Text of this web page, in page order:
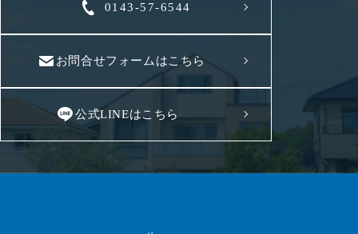
0143-57-6544
お問合せフォームはこちら
公式LINEはこちら